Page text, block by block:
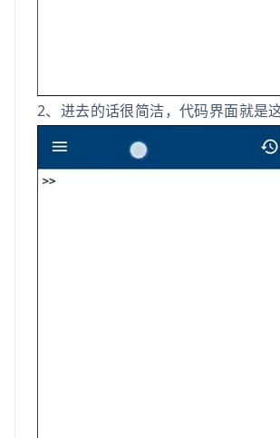
2、进去的话很简洁，代码界面就是这